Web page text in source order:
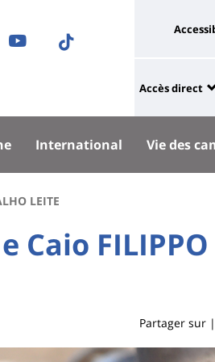
YoutubeTikTok
lien
vers
page
:
Accès direct
International Vie des
LEITE
Caio FILIPPO
Partager sur |